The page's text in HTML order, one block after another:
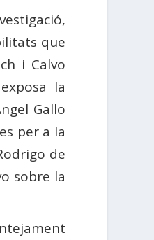
que
i Calvo
la
Gallo
per a la
de
sobre la